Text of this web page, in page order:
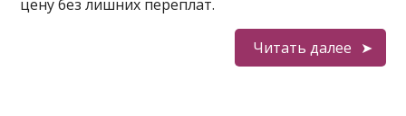
цену без лишних переплат.
Читать далее